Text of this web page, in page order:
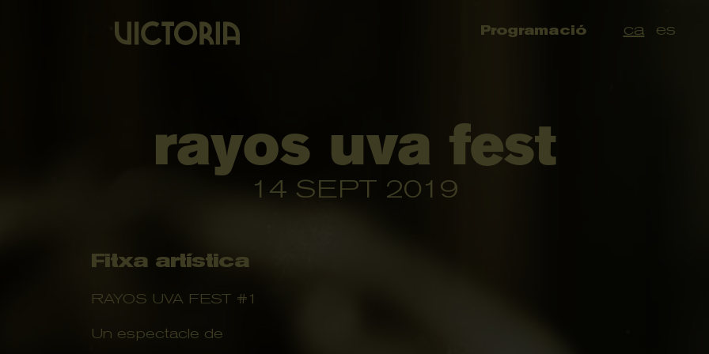
ca es
Programació
rayos uva fest
14 SEPT 2019
Fitxa artística
RAYOS UVA FEST #1
Un espectacle de